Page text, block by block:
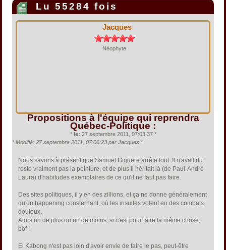
Lu 55284 fois
Jacques
Néophyte
Propositions à l'équipe qui reprendra
Québec-Politique :
* le: 27 septembre 2011, 07:03:37 *
* Modifié: 27 septembre 2011, 07:06:23 par Jacques *
Nous savons à présent que Samuel Giguere arrête tout. Il n'avait du
reste vraiment pas la pointure, et de plus il héritait là (de Paul-André-
Laura) d'habitudes exemplaires de ce qu'il ne faut pas faire.
Des sites politiques, il y en des zillions, et ça ne donne généralement
qu'un happening consternant, où les insultes volent en des combats
douteux.
Alors un de plus ou un de moins, si c'est pour faire la même chose,
bôf !
El Kabong n'est pas loin d'avoir envie de faire le pas, peut-être